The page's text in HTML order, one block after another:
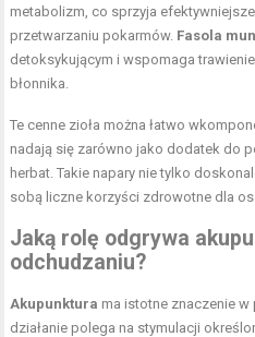
metabolizm, co sprzyja
przetwarzaniu pokarmów. Fasola
detoksykującym i wspomaga
błonnika.
Te cenne zioła można łatwo
nadają się zarówno jako dodatek do
herbat. Takie napary nie tylko
sobą liczne korzyści zdrowotne dla
Jaką rolę odgrywa
odchudzaniu?
Akupunktura ma istotne znaczenie w
działanie polega na stymulacji